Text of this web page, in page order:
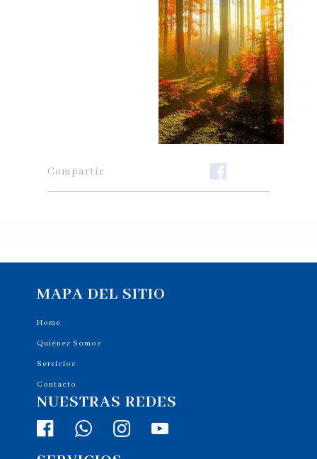
Compartir
MAPA DEL SITIO
Home
Quiénes Somos
Servicios
Contacto
NUESTRAS REDES